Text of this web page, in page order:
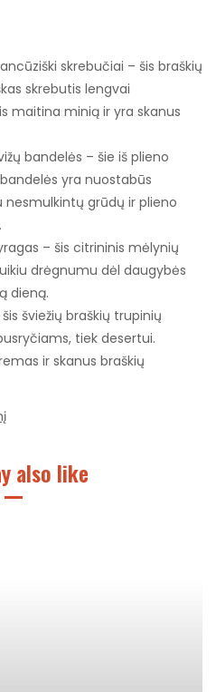
skrebučiai – šis braškių
skrebutis lengvai
maitina minią ir yra skanus
bandelės – šie iš plieno
yra nuostabūs
nesmulkintų grūdų ir plieno
– šis citrininis mėlynių
drėgnumu dėl daugybės
dieną.
šviežių braškių trupinių
tiek desertui.
ir skanus braškių
also like